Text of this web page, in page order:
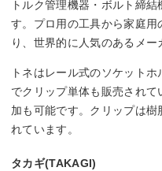
トルク管理機器・ボルト締
す。プロ用の工具から家庭
り、世界的に人気のあるメー
トネはレール式のソケット
でクリップ単体も販売され
加も可能です。クリップは
れています。
タカギ(TAKAGI)